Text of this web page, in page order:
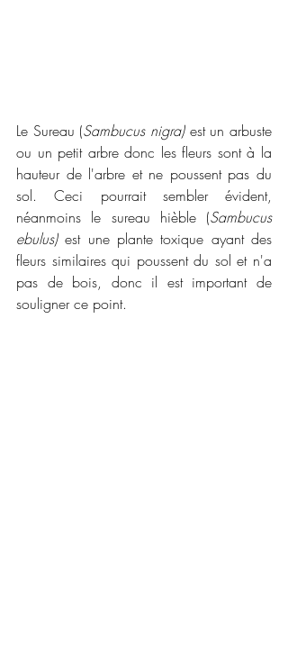
Le Sureau (Sambucus nigra) est un arbuste
ou un petit arbre donc les fleurs sont à la
hauteur de l'arbre et ne poussent pas du
sol. Ceci pourrait sembler évident,
néanmoins le sureau hièble (Sambucus
ebulus) est une plante toxique ayant des
fleurs similaires qui poussent du sol et n'a
pas de bois, donc il est important de
souligner ce point.